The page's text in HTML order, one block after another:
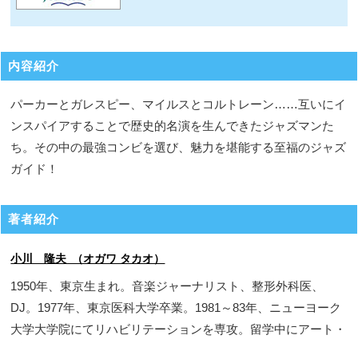
内容紹介
パーカーとガレスピー、マイルスとコルトレーン……互いにイ
ンスパイアすることで歴史的名演を生んできたジャズマンた
ち。その中の最強コンビを選び、魅力を堪能する至福のジャズ
ガイド！
著者紹介
小川 隆夫 （オガワ タカオ）
1950年、東京生まれ。音楽ジャーナリスト、整形外科医、
DJ。1977年、東京医科大学卒業。1981～83年、ニューヨーク
大学大学院にてリハビリテーションを専攻。留学中にアート・